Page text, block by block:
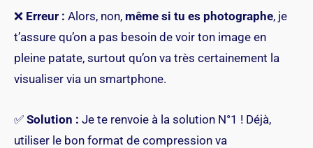
❌ Erreur : Alors, non, même si tu es photographe, je
t’assure qu’on a pas besoin de voir ton image en
pleine patate, surtout qu’on va très certainement la
visualiser via un smartphone.
✅ Solution : Je te renvoie à la solution N°1 ! Déjà,
utiliser le bon format de compression va